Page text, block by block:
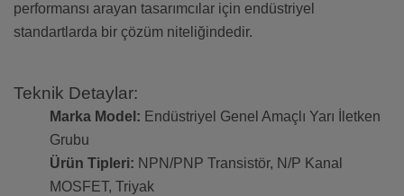
performansı arayan tasarımcılar için endüstriyel
standartlarda bir çözüm niteliğindedir.
Teknik Detaylar:
Marka Model: Endüstriyel Genel Amaçlı Yarı İletken
Grubu
Ürün Tipleri: NPN/PNP Transistör, N/P Kanal
MOSFET, Triyak